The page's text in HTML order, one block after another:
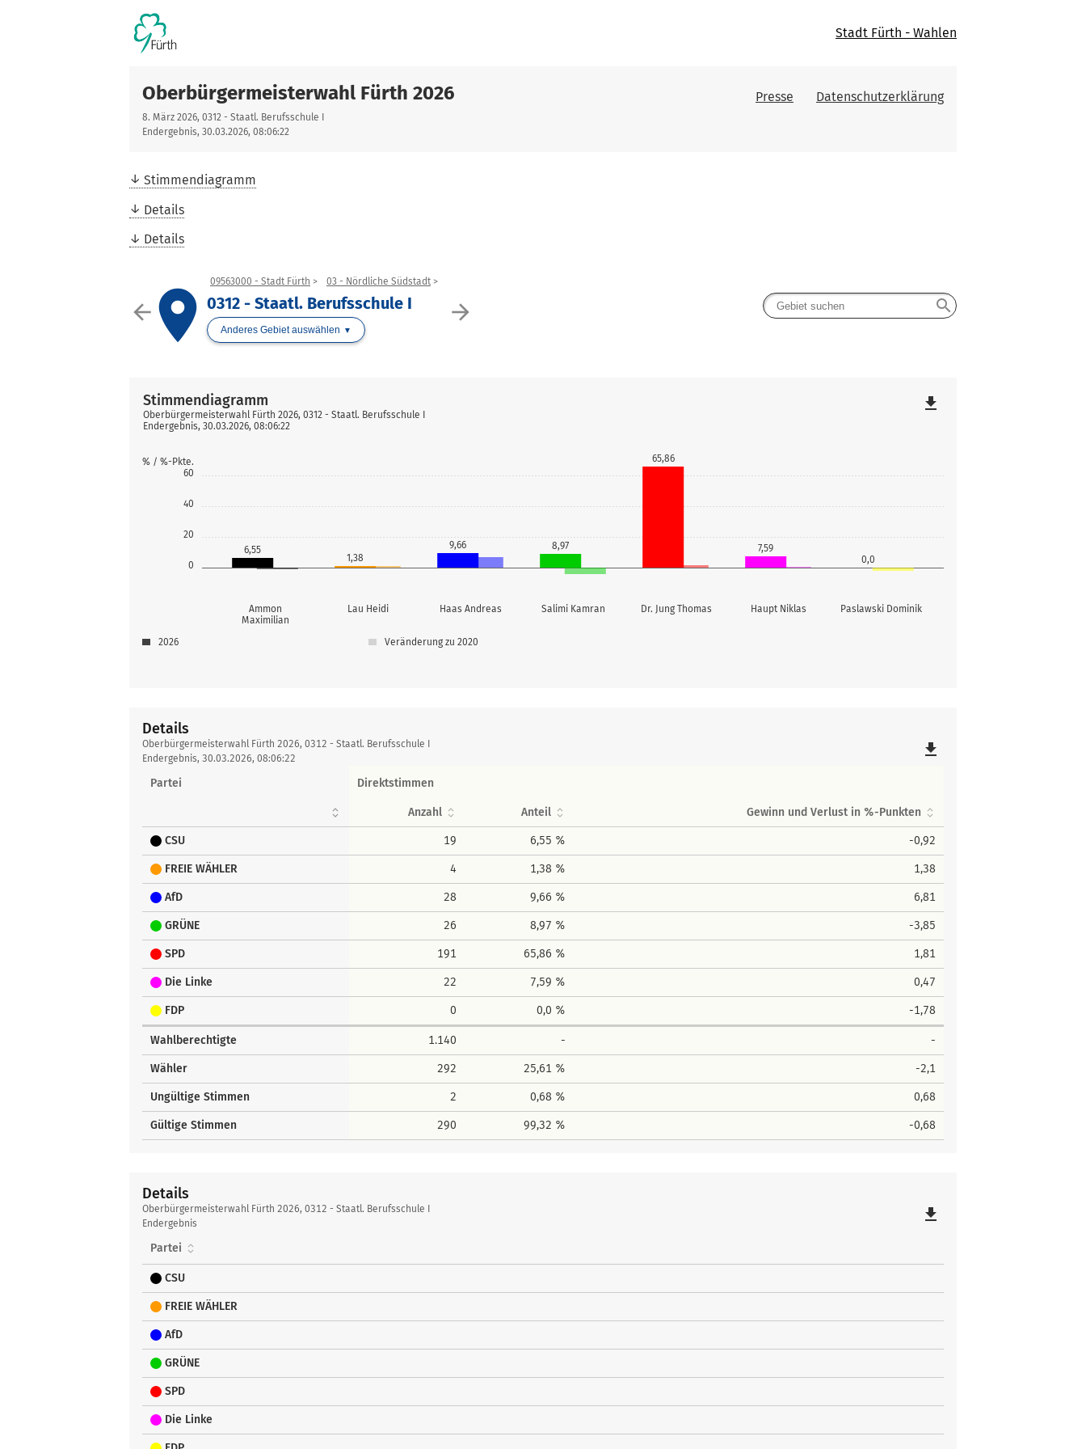
Stadt Fürth - Wahlen
Oberbürgermeisterwahl Fürth 2026
8. März 2026, 0312 - Staatl. Berufsschule I
Endergebnis, 30.03.2026, 08:06:22
Presse Datenschutzerklärung
Stimmendiagramm
Details
Details
arrow_back arrow_forward
place
09563000 - Stadt Fürth 03 - Nördliche Südstadt
0312 - Staatl. Berufsschule I
Anderes Gebiet auswählen
search
0
20
40
60
% / %-Pkte.
Ammon
Maximilian
Lau Heidi Haas Andreas Salimi Kamran Dr. Jung Thomas Haupt Niklas Paslawski Dominik
6,55
1,38
9,66 8,97
65,86
7,59
0,0
Stimmendiagramm
Oberbürgermeisterwahl Fürth 2026, 0312 - Staatl. Berufsschule I
Endergebnis, 30.03.2026, 08:06:22
2026 Veränderung zu 2020
file_download
Details
Details
Oberbürgermeisterwahl Fürth 2026, 0312 - Staatl. Berufsschule I
Endergebnis, 30.03.2026, 08:06:22
file_download
Partei Direktstimmen
Anzahl Anteil Gewinn und Verlust in %-Punkten
CSU 19 6,55 % -0,92
FREIE WÄHLER 4 1,38 % 1,38
AfD 28 9,66 % 6,81
GRÜNE 26 8,97 % -3,85
SPD 191 65,86 % 1,81
Die Linke 22 7,59 % 0,47
FDP 0 0,0 % -1,78
Wahlberechtigte 1.140 - -
Wähler 292 25,61 % -2,1
Ungültige Stimmen 2 0,68 % 0,68
Gültige Stimmen 290 99,32 % -0,68
Details
Details
Oberbürgermeisterwahl Fürth 2026, 0312 - Staatl. Berufsschule I
Endergebnis
file_download
Partei
CSU
FREIE WÄHLER
AfD
GRÜNE
SPD
Die Linke